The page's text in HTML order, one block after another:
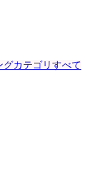
カテゴリすべて